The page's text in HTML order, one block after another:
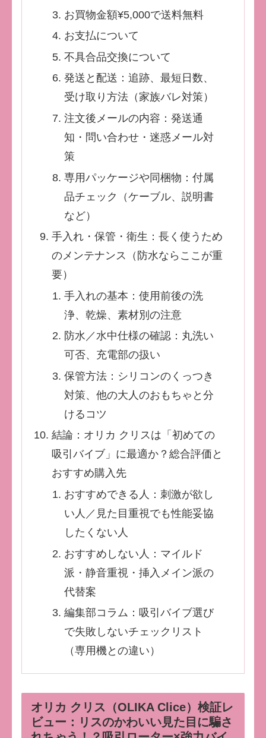
お買物金額¥5,000で送料無料
お支払について
不具合品交換について
発送と配送：追跡、最短日数、
受け取り方法（家族バレ対策）
注文後メールの内容：発送通
知・問い合わせ・迷惑メール対
策
専用パッケージや同梱物：付属
品チェック（ケーブル、説明書
など）
手入れ・保管・衛生：長く使うため
のメンテナンス（防水ならここが重
要）
手入れの基本：使用前後の洗
浄、乾燥、素材別の注意
防水／水中仕様の確認：丸洗い
可否、充電部の扱い
保管方法：シリコンのくっつき
対策、他の大人のおもちゃと分
けるコツ
結論：オリカ クリスは「初めての
吸引バイブ」に最適か？総合評価と
おすすめ購入先
おすすめできる人：刺激が欲し
い人／見た目重視でも性能妥協
したくない人
おすすめしない人：マイルド
派・静音重視・挿入メイン派の
代替案
編集部コラム：吸引バイブ選び
で失敗しないチェックリスト
（専用機との違い）
オリカ クリス（OLIKA Clice）検証レ
ビュー：リスのかわいい見た目に騙さ